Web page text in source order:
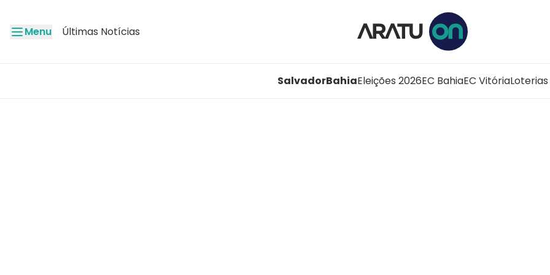
Menu Últimas Notícias
SalvadorBahiaEleições 2026EC BahiaEC VitóriaLoterias